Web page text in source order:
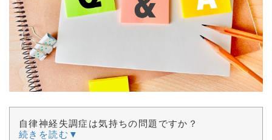
自律神経失調症は気持ちの問題ですか？
続きを読む▼